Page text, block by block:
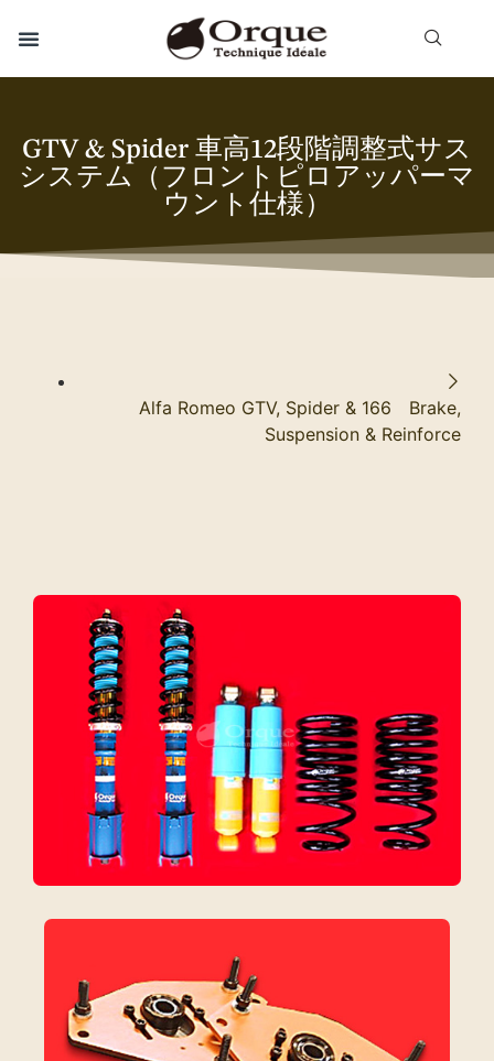
GTV & Spider 車高12段階調整式サス
システム（フロントピロアッパーマ
ウント仕様）
Alfa Romeo GTV, Spider & 166 Brake,
Suspension & Reinforce